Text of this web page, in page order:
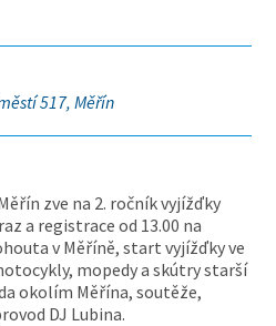
517, Měřín
zve na 2. ročník vyjížďky
a registrace od 13.00 na
v Měříně, start vyjížďky ve
mopedy a skútry starší
okolím Měřína, soutěže,
DJ Lubina.